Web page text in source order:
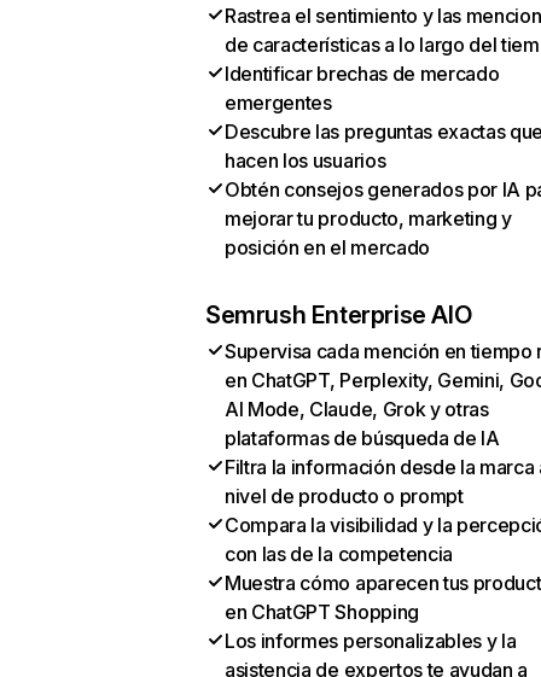
Rastrea el sentimiento y las
de características a lo largo del
Identificar brechas de mercado
emergentes
Descubre las preguntas exactas
hacen los usuarios
Obtén consejos generados por IA
mejorar tu producto, marketing y
posición en el mercado
Semrush Enterprise AIO
Supervisa cada mención en tiempo
en ChatGPT, Perplexity, Gemini,
AI Mode, Claude, Grok y otras
plataformas de búsqueda de IA
Filtra la información desde la marca
nivel de producto o prompt
Compara la visibilidad y la
con las de la competencia
Muestra cómo aparecen tus
en ChatGPT Shopping
Los informes personalizables y la
asistencia de expertos te ayudan a